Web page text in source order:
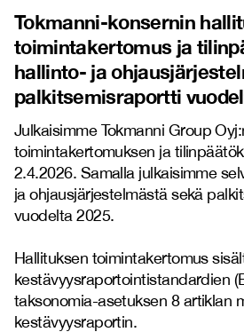
Tokmanni-konsernin
toimintakertomus ja
hallinto- ja
palkitsemisraportti
Julkaisimme Tokmanni Group
toimintakertomuksen ja
2.4.2026. Samalla julkaisimme
ja ohjausjärjestelmästä sekä
vuodelta 2025.
Hallituksen toimintakertomus
kestävyysraportointistandardien
taksonomia-asetuksen 8 artiklan
kestävyysraportin.